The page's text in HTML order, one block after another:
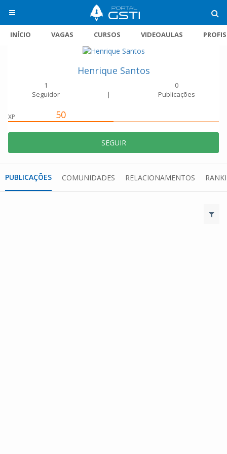
INÍCIO VAGAS CURSOS VIDEOAULAS
Henrique Santos
1
Seguidor
|
0
Publicações
XP 50
SEGUIR
PUBLICAÇÕES COMUNIDADES RELACIONAMENTOS